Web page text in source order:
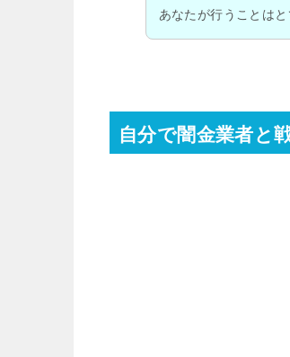
あなたが行うことは
自分で闇金業者と